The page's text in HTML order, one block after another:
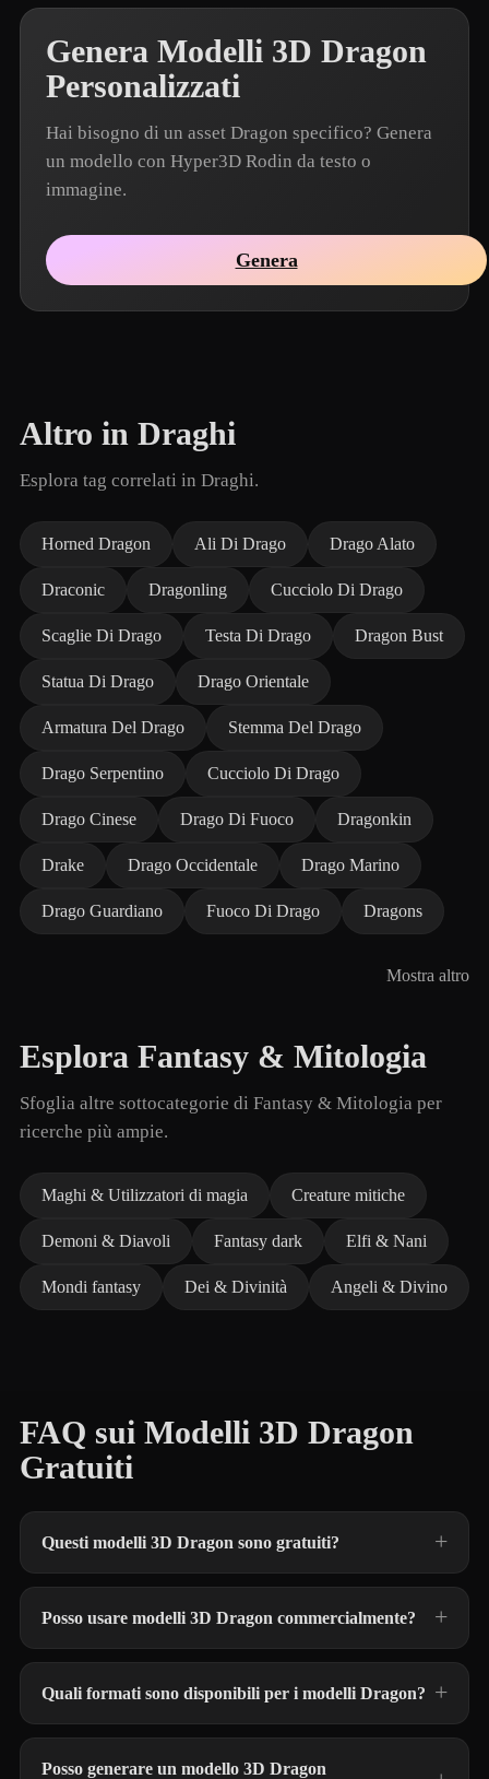
Genera Modelli 3D Dragon
Personalizzati
Hai bisogno di un asset Dragon specifico? Genera
un modello con Hyper3D Rodin da testo o
immagine.
Genera
Altro in Draghi
Esplora tag correlati in Draghi.
Horned Dragon Ali Di Drago Drago Alato
Draconic Dragonling Cucciolo Di Drago
Scaglie Di Drago Testa Di Drago Dragon Bust
Statua Di Drago Drago Orientale
Armatura Del Drago Stemma Del Drago
Drago Serpentino Cucciolo Di Drago
Drago Cinese Drago Di Fuoco Dragonkin
Drake Drago Occidentale Drago Marino
Drago Guardiano Fuoco Di Drago Dragons
Mostra altro
Esplora Fantasy & Mitologia
Sfoglia altre sottocategorie di Fantasy & Mitologia per
ricerche più ampie.
Maghi & Utilizzatori di magia Creature mitiche
Demoni & Diavoli Fantasy dark Elfi & Nani
Mondi fantasy Dei & Divinità Angeli & Divino
FAQ sui Modelli 3D Dragon
Gratuiti
Questi modelli 3D Dragon sono gratuiti?
Posso usare modelli 3D Dragon commercialmente?
Quali formati sono disponibili per i modelli Dragon?
Posso generare un modello 3D Dragon